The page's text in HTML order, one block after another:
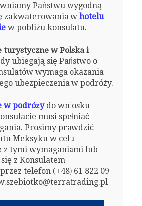
Państwu wygodną
zakwaterowania w hotelu
w pobliżu konsulatu.
turystyczne w Polska i
ubiegają się Państwo o
wymaga okazania
ubezpieczenia w podróży.
w podróżydo wniosku
musi spełniać
Prosimy prawdzić
Meksyku w celu
z tymi wymaganiami lub
z Konsulatem
telefon (+48) 61 822 09